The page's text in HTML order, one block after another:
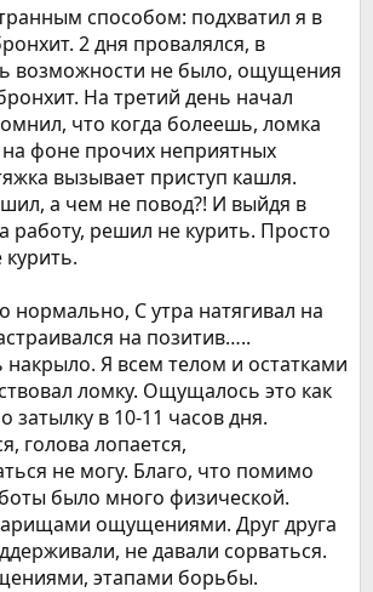
способом: подхватил я в
2 дня провалялся, в
возможности не было, ощущения
На третий день начал
что когда болеешь, ломка
на фоне прочих неприятных
вызывает приступ кашля.
а чем не повод?! И выйдя в
работу, решил не курить. Просто
нормально, С утра натягивал на
на позитив…..
накрыло. Я всем телом и остатками
ломку. Ощущалось это как
затылку в 10-11 часов дня.
голова лопается,
не могу. Благо, что помимо
было много физической.
ощущениями. Друг друга
не давали сорваться.
этапами борьбы.